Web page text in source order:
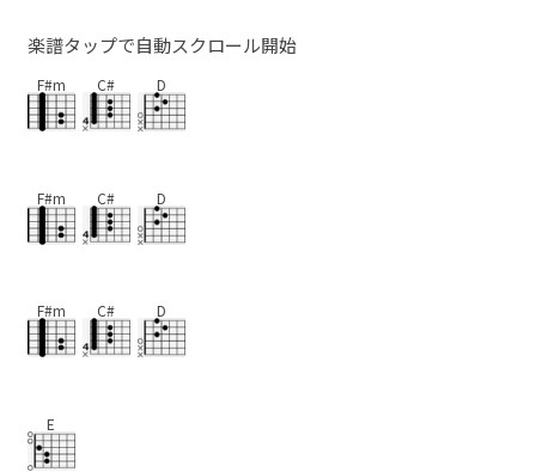
楽譜タップで自動スクロール開始
F#m C# D
F#m C# D
F#m C# D
E